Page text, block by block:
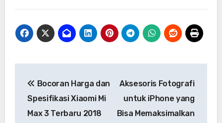
pos
Bocoran Harga dan
Spesifikasi Xiaomi Mi
Max 3 Terbaru 2018
Aksesoris Fotografi
untuk iPhone yang
Bisa Memaksimalkan